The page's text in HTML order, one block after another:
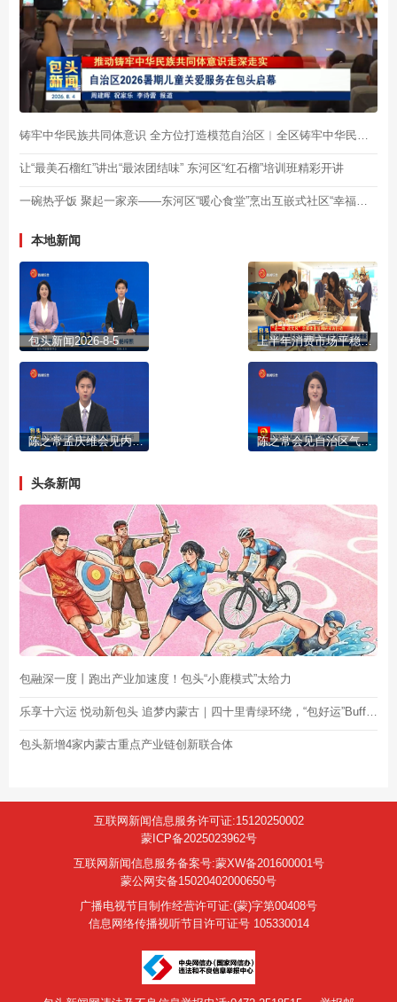
铸牢中华民族共同体意识 全方位打造模范自治区︱全区铸牢中华民族共同体意识推进家校社协同育人“教联体”建设研讨活动在我市举办
让“最美石榴红”讲出“最浓团结味” 东河区“红石榴”培训班精彩开讲
一碗热乎饭 聚起一家亲——东河区“暖心食堂”烹出互嵌式社区“幸福味道”
本地新闻
包头新闻2026-8-5 上半年消费市场平稳运行 包头用新场景新业态撬动新增量
陈之常孟庆维会见内蒙古电力集团董事长张晓虎一行 陈之常会见自治区气象局局长赵黎明一行
头条新闻
包融深一度丨跑出产业加速度！包头“小鹿模式”太给力
乐享十六运 悦动新包头 追梦内蒙古｜四十里青绿环绕，“包好运”Buff叠加！
包头新增4家内蒙古重点产业链创新联合体
互联网新闻信息服务许可证:15120250002
蒙ICP备2025023962号
互联网新闻信息服务备案号:蒙XW备201600001号
蒙公网安备15020402000650号
广播电视节目制作经营许可证:(蒙)字第00408号
信息网络传播视听节目许可证号 105330014